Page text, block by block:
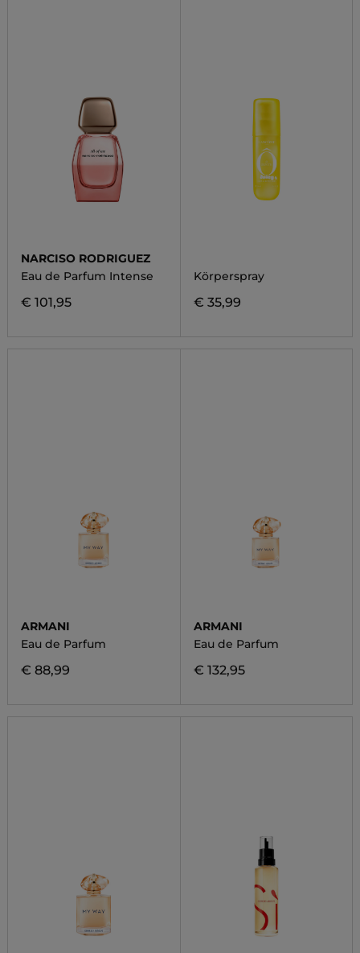
NARCISO RODRIGUEZ
Eau de Parfum Intense
€ 101,95
Körperspray
€ 35,99
ARMANI
Eau de Parfum
€ 88,99
ARMANI
Eau de Parfum
€ 132,95